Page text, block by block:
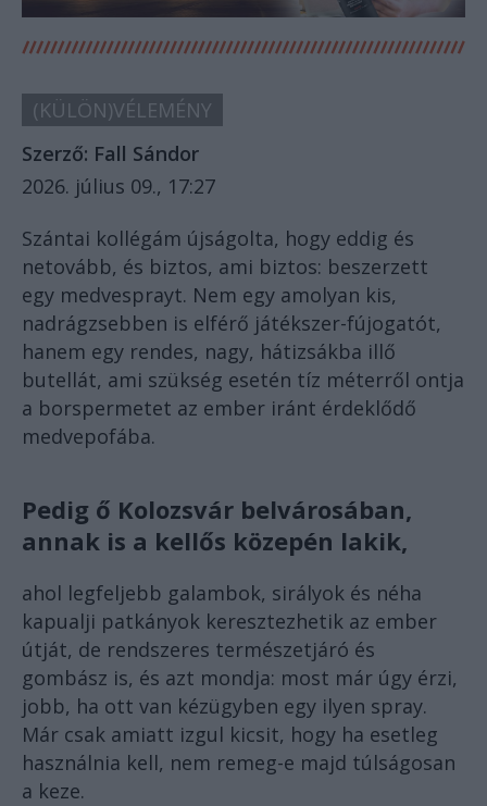
(KÜLÖN)VÉLEMÉNY
Szerző: Fall Sándor
2026. július 09., 17:27
Szántai kollégám újságolta, hogy eddig és
netovább, és biztos, ami biztos: beszerzett
egy medvesprayt. Nem egy amolyan kis,
nadrágzsebben is elférő játékszer-fújogatót,
hanem egy rendes, nagy, hátizsákba illő
butellát, ami szükség esetén tíz méterről ontja
a borspermetet az ember iránt érdeklődő
medvepofába.
Pedig ő Kolozsvár belvárosában,
annak is a kellős közepén lakik,
ahol legfeljebb galambok, sirályok és néha
kapualji patkányok keresztezhetik az ember
útját, de rendszeres természetjáró és
gombász is, és azt mondja: most már úgy érzi,
jobb, ha ott van kézügyben egy ilyen spray.
Már csak amiatt izgul kicsit, hogy ha esetleg
használnia kell, nem remeg-e majd túlságosan
a keze.